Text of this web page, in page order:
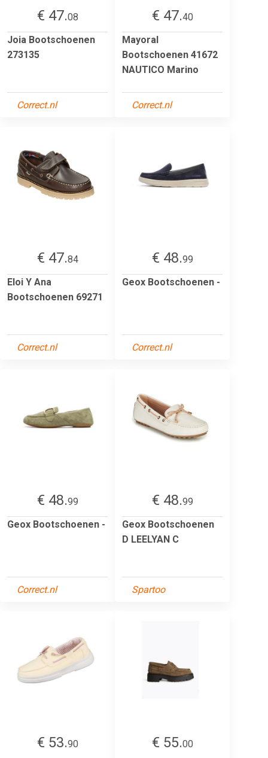
€ 47.08
Joia Bootschoenen
273135
Correct.nl
€ 47.40
Mayoral
Bootschoenen 41672
NAUTICO Marino
Correct.nl
€ 47.84
Eloi Y Ana
Bootschoenen 69271
Correct.nl
€ 48.99
Geox Bootschoenen -
Correct.nl
€ 48.99
Geox Bootschoenen -
Correct.nl
€ 48.99
Geox Bootschoenen
D LEELYAN C
Spartoo
€ 53.90 € 55.00